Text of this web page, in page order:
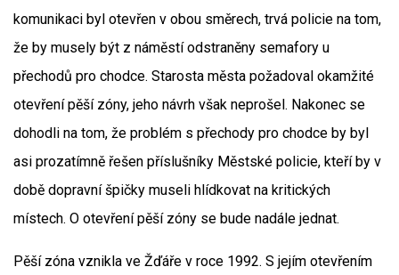
komunikaci byl otevřen v obou směrech, trvá policie na tom,
že by musely být z náměstí odstraněny semafory u
přechodů pro chodce. Starosta města požadoval okamžité
otevření pěší zóny, jeho návrh však neprošel. Nakonec se
dohodli na tom, že problém s přechody pro chodce by byl
asi prozatímně řešen příslušníky Městské policie, kteří by v
době dopravní špičky museli hlídkovat na kritických
místech. O otevření pěší zóny se bude nadále jednat.
Pěší zóna vznikla ve Žďáře v roce 1992. S jejím otevřením